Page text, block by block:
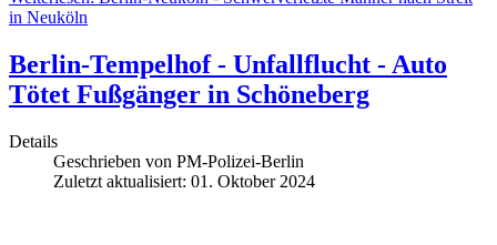
in Neuköln
Berlin-Tempelhof - Unfallflucht - Auto
Tötet Fußgänger in Schöneberg
Details
Geschrieben von PM-Polizei-Berlin
Zuletzt aktualisiert: 01. Oktober 2024